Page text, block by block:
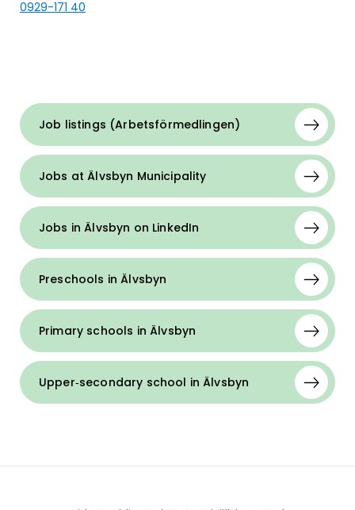
0929-171 40
Job listings (Arbetsförmedlingen)
Jobs at Älvsbyn Municipality
Jobs in Älvsbyn on LinkedIn
Preschools in Älvsbyn
Primary schools in Älvsbyn
Upper‑secondary school in Älvsbyn